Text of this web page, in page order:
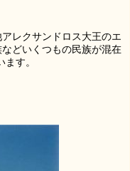
アレクサンドロス大王のエ
どいくつもの民族が混在
す。